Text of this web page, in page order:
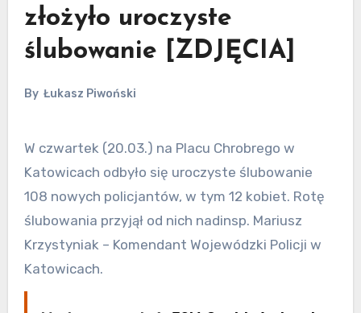
złożyło uroczyste
ślubowanie [ZDJĘCIA]
By Łukasz Piwoński
W czwartek (20.03.) na Placu Chrobrego w
Katowicach odbyło się uroczyste ślubowanie
108 nowych policjantów, w tym 12 kobiet. Rotę
ślubowania przyjął od nich nadinsp. Mariusz
Krzystyniak – Komendant Wojewódzki Policji w
Katowicach.